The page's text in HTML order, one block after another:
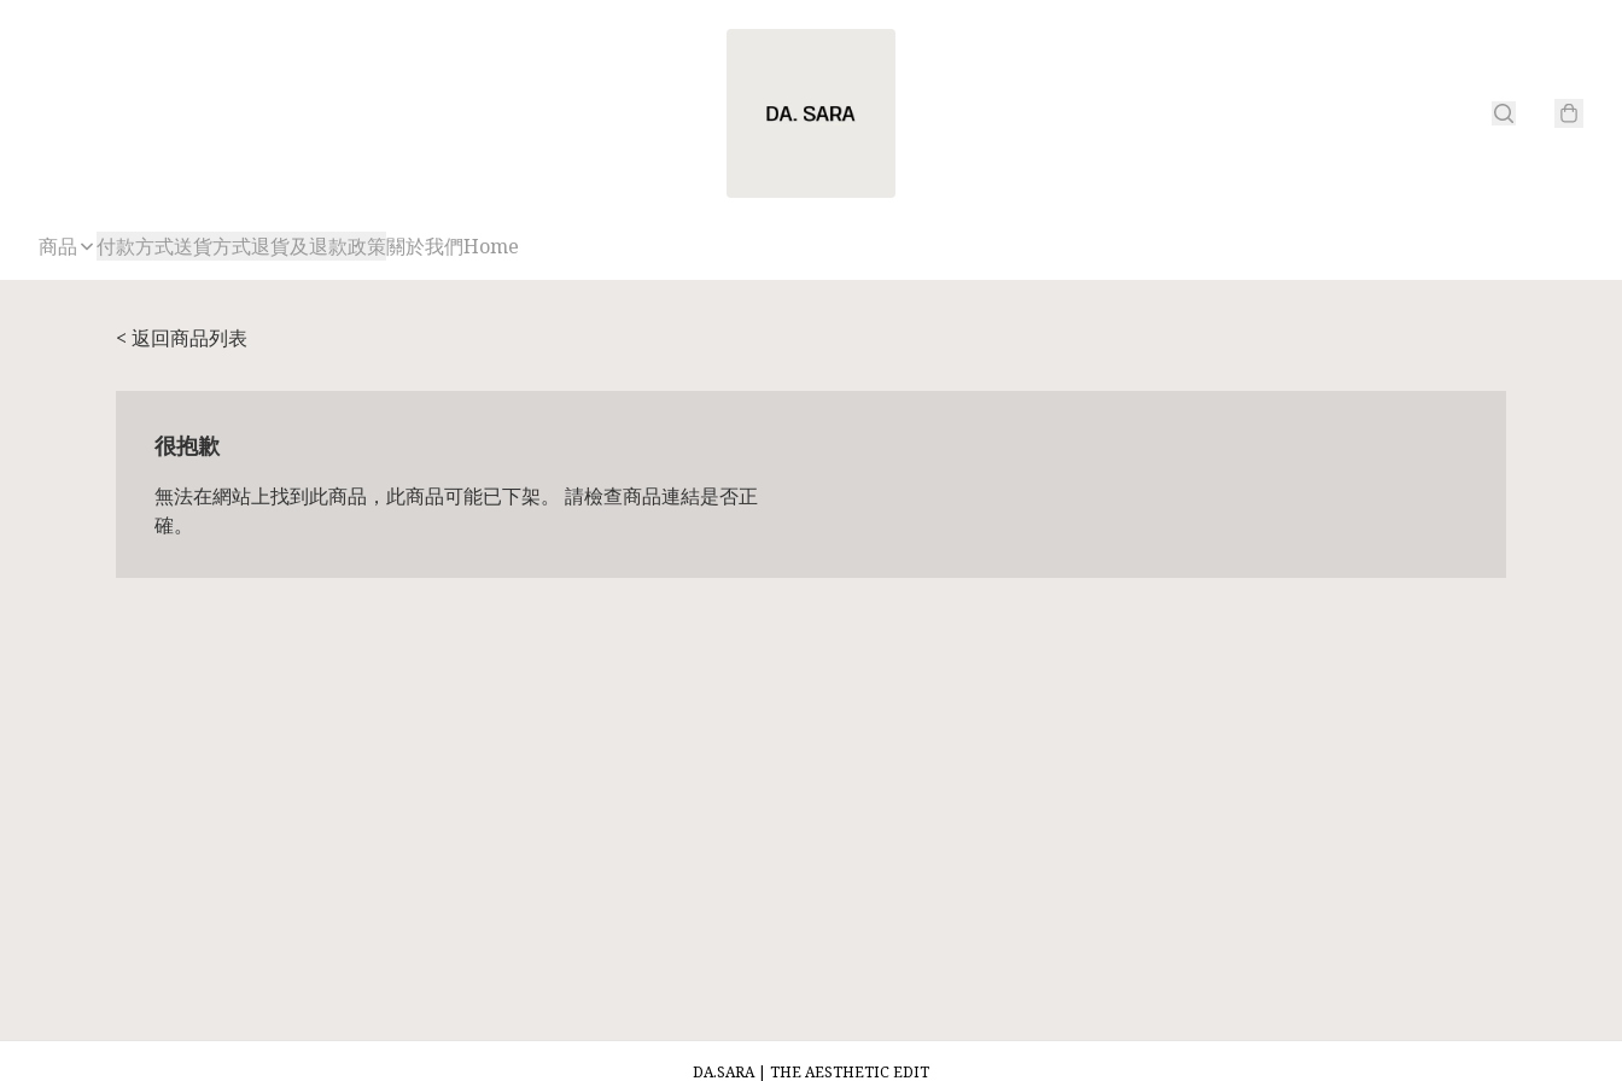
商品 付款方式送貨方式退貨及退款政策關於我們Home
< 返回商品列表
很抱歉
無法在網站上找到此商品，此商品可能已下架。 請檢查商品連結是否正
確。
DA.SARA | THE AESTHETIC EDIT